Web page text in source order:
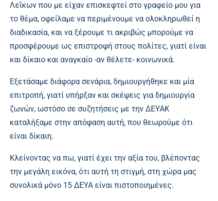
Λεΐκων που με είχαν επισκεφτεί στο γραφείο μου για
το θέμα, οφείλαμε να περιμένουμε να ολοκληρωθεί η
διαδικασία, και να ξέρουμε τι ακριβώς μπορούμε να
προσφέρουμε ως επιστροφή στους πολίτες, γιατί είναι
και δίκαιο και αναγκαίο -αν θέλετε- κοινωνικά.
Εξετάσαμε διάφορα σενάρια, δημιουργήθηκε και μία
επιτροπή, γιατί υπήρξαν και σκέψεις για δημιουργία
ζωνών, ωστόσο σε συζητήσεις με την ΔΕΥΑΚ
καταλήξαμε στην απόφαση αυτή, που θεωρούμε ότι
είναι δίκαιη.
Κλείνοντας να πω, γιατί έχει την αξία του, βλέποντας
την μεγάλη εικόνα, ότι αυτή τη στιγμή, στη χώρα μας
συνολικά μόνο 15 ΔΕΥΑ είναι πιστοποιημένες.